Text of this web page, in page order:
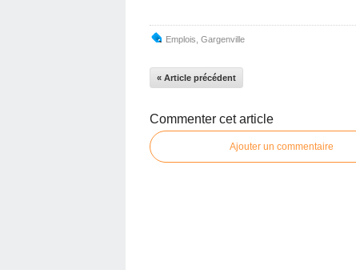
Emplois Gargenville
« Article précédent
Commenter cet article
Ajouter un commentaire